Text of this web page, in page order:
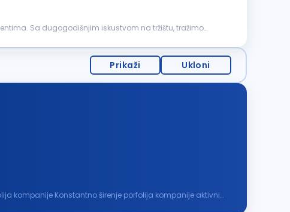
Sa dugogodišnjim iskustvom na tržištu, tražimo
Prikaži Ukloni
kompanije Konstantno širenje porfolija kompanije aktivnim